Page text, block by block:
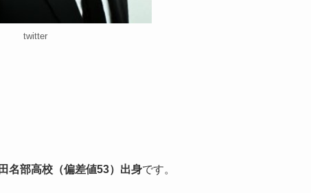
twitter
名部高校（偏差値53）出身です。